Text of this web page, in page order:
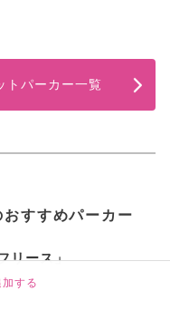
トパーカー一覧
おすすめパーカー
リース」
する